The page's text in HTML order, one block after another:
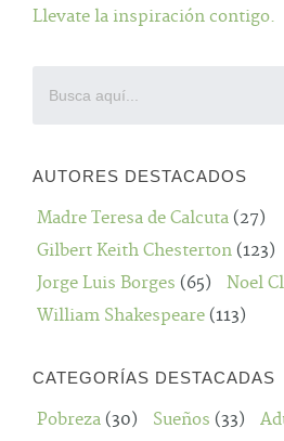
Llevate la inspiración contigo.
AUTORES DESTACADOS
Madre Teresa de Calcuta (27)
Gilbert Keith Chesterton (123)
Jorge Luis Borges (65) Noel
William Shakespeare (113)
CATEGORÍAS DESTACADAS
Pobreza (30) Sueños (33)